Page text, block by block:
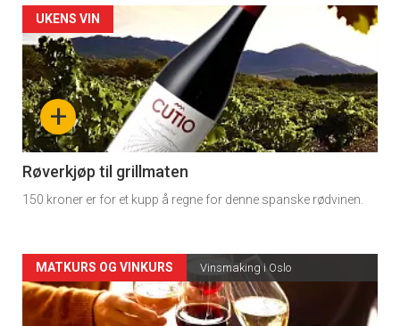
Forsiden
akkurat
nå
-
4
+
UKENS VIN
Røverkjøp til grillmaten
150 kroner er for et kupp å regne for denne spanske rødvinen.
Forsiden
akkurat
MATKURS OG VINKURS Vinsmaking i Oslo